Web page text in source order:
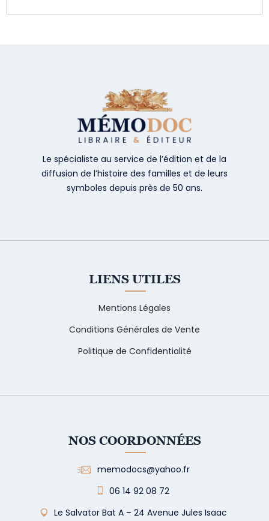
Le spécialiste au service de l’édition et de la
diffusion de l’histoire des familles et de leurs
symboles depuis près de 50 ans.
LIENS UTILES
Mentions Légales
Conditions Générales de Vente
Politique de Confidentialité
NOS COORDONNÉES
memodocs@yahoo.fr
06 14 92 08 72
Le Salvator Bat A – 24 Avenue Jules Isaac